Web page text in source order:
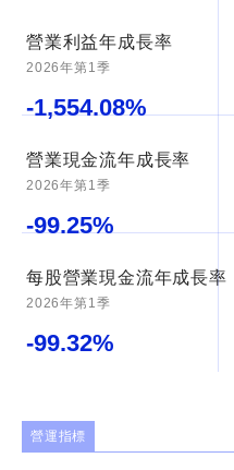
營業利益年成長率
2026年第1季
-1,554.08%
營業現金流年成長率
2026年第1季
-99.25%
每股營業現金流年成長率
2026年第1季
-99.32%
營運指標